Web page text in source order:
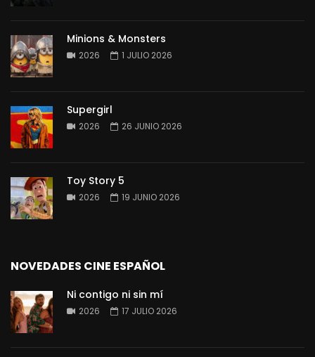
Minions & Monsters
2026 1 JULIO 2026
Supergirl
2026 26 JUNIO 2026
Toy Story 5
2026 19 JUNIO 2026
NOVEDADES CINE ESPAÑOL
Ni contigo ni sin mí
2026 17 JULIO 2026